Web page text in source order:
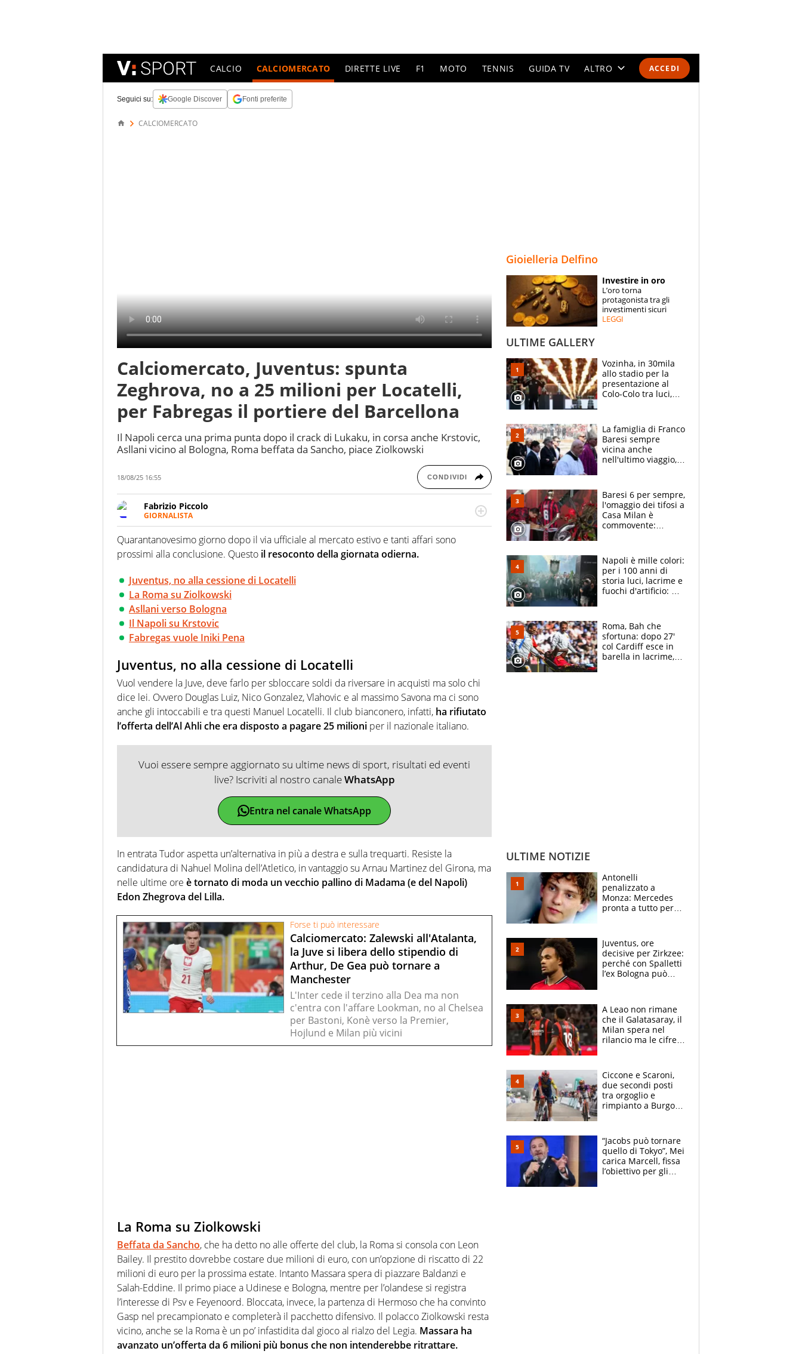
ACCEDI
CALCIO CALCIOMERCATO DIRETTE LIVE F1 MOTO TENNIS GUIDA TV ALTRO
SPECIALI
ESPERTI
Seguici su: Google Discover Fonti preferite
CALCIOMERCATO
Calciomercato, Juventus: spunta
Zeghrova, no a 25 milioni per Locatelli,
per Fabregas il portiere del Barcellona
Il Napoli cerca una prima punta dopo il crack di Lukaku, in corsa anche Krstovic,
Asllani vicino al Bologna, Roma beffata da Sancho, piace Ziolkowski
18/08/25 16:55 CONDIVIDI
Fabrizio Piccolo
GIORNALISTA
Nella sua carriera ha seguito numerose manifestazioni sportive e collaborato con
agenzie e testate. Esperienza, competenza, conoscenza e memoria storica. Si occupa
prevalentemente di calcio
Quarantanovesimo giorno dopo il via ufficiale al mercato estivo e tanti affari sono
prossimi alla conclusione. Questo il resoconto della giornata odierna.
Juventus, no alla cessione di Locatelli
La Roma su Ziolkowski
Asllani verso Bologna
Il Napoli su Krstovic
Fabregas vuole Iniki Pena
Juventus, no alla cessione di Locatelli
Vuol vendere la Juve, deve farlo per sbloccare soldi da riversare in acquisti ma solo chi
dice lei. Ovvero Douglas Luiz, Nico Gonzalez, Vlahovic e al massimo Savona ma ci sono
anche gli intoccabili e tra questi Manuel Locatelli. Il club bianconero, infatti, ha rifiutato
l’offerta dell’Al Ahli che era disposto a pagare 25 milioni per il nazionale italiano.
Vuoi essere sempre aggiornato su ultime news di sport, risultati ed eventi
live? Iscriviti al nostro canaleWhatsApp
Entra nel canale WhatsApp
In entrata Tudor aspetta un’alternativa in più a destra e sulla trequarti. Resiste la
candidatura di Nahuel Molina dell’Atletico, in vantaggio su Arnau Martinez del Girona, ma
nelle ultime ore è tornato di moda un vecchio pallino di Madama (e del Napoli)
Edon Zhegrova del Lilla.
Forse ti può interessare
Calciomercato: Zalewski all'Atalanta,
la Juve si libera dello stipendio di
Arthur, De Gea può tornare a
Manchester
L'Inter cede il terzino alla Dea ma non
c'entra con l'affare Lookman, no al Chelsea
per Bastoni, Konè verso la Premier,
Hojlund e Milan più vicini
La Roma su Ziolkowski
Beffata da Sancho, che ha detto no alle offerte del club, la Roma si consola con Leon
Bailey. Il prestito dovrebbe costare due milioni di euro, con un’opzione di riscatto di 22
milioni di euro per la prossima estate. Intanto Massara spera di piazzare Baldanzi e
Salah-Eddine. Il primo piace a Udinese e Bologna, mentre per l’olandese si registra
l’interesse di Psv e Feyenoord. Bloccata, invece, la partenza di Hermoso che ha convinto
Gasp nel precampionato e completerà il pacchetto difensivo. Il polacco Ziolkowski resta
vicino, anche se la Roma è un po’ infastidita dal gioco al rialzo del Legia. Massara ha
avanzato un’offerta da 6 milioni più bonus che non intenderebbe ritrattare.
Gioielleria Delfino
Investire in oro
L’oro torna
protagonista tra gli
investimenti sicuri
LEGGI
ULTIME GALLERY
Vozinha, in 30mila
allo stadio per la
presentazione al
Colo-Colo tra luci,
La famiglia di Franco
Baresi sempre
vicina anche
nell'ultimo viaggio,
circondati
dall'affetto dei tifosi
Baresi 6 per sempre,
l'omaggio dei tifosi a
Casa Milan è
commovente:
bigliettini
Napoli è mille colori:
per i 100 anni di
storia luci, lacrime e
fuochi d'artificio: De
Roma, Bah che
sfortuna: dopo 27'
col Cardiff esce in
barella in lacrime,
ULTIME NOTIZIE
Antonelli
penalizzato a
Monza: Mercedes
pronta a tutto per
sull’ADUO: “Cambia
poco”
Juventus, ore
decisive per Zirkzee:
perché con Spalletti
l’ex Bologna può
A Leao non rimane
che il Galatasaray, il
Milan spera nel
rilancio ma le cifre
delle tensioni
Ciccone e Scaroni,
due secondi posti
tra orgoglio e
rimpianto a Burgos
“Jacobs può tornare
quello di Tokyo”, Mei
carica Marcell, fissa
l’obiettivo per gli